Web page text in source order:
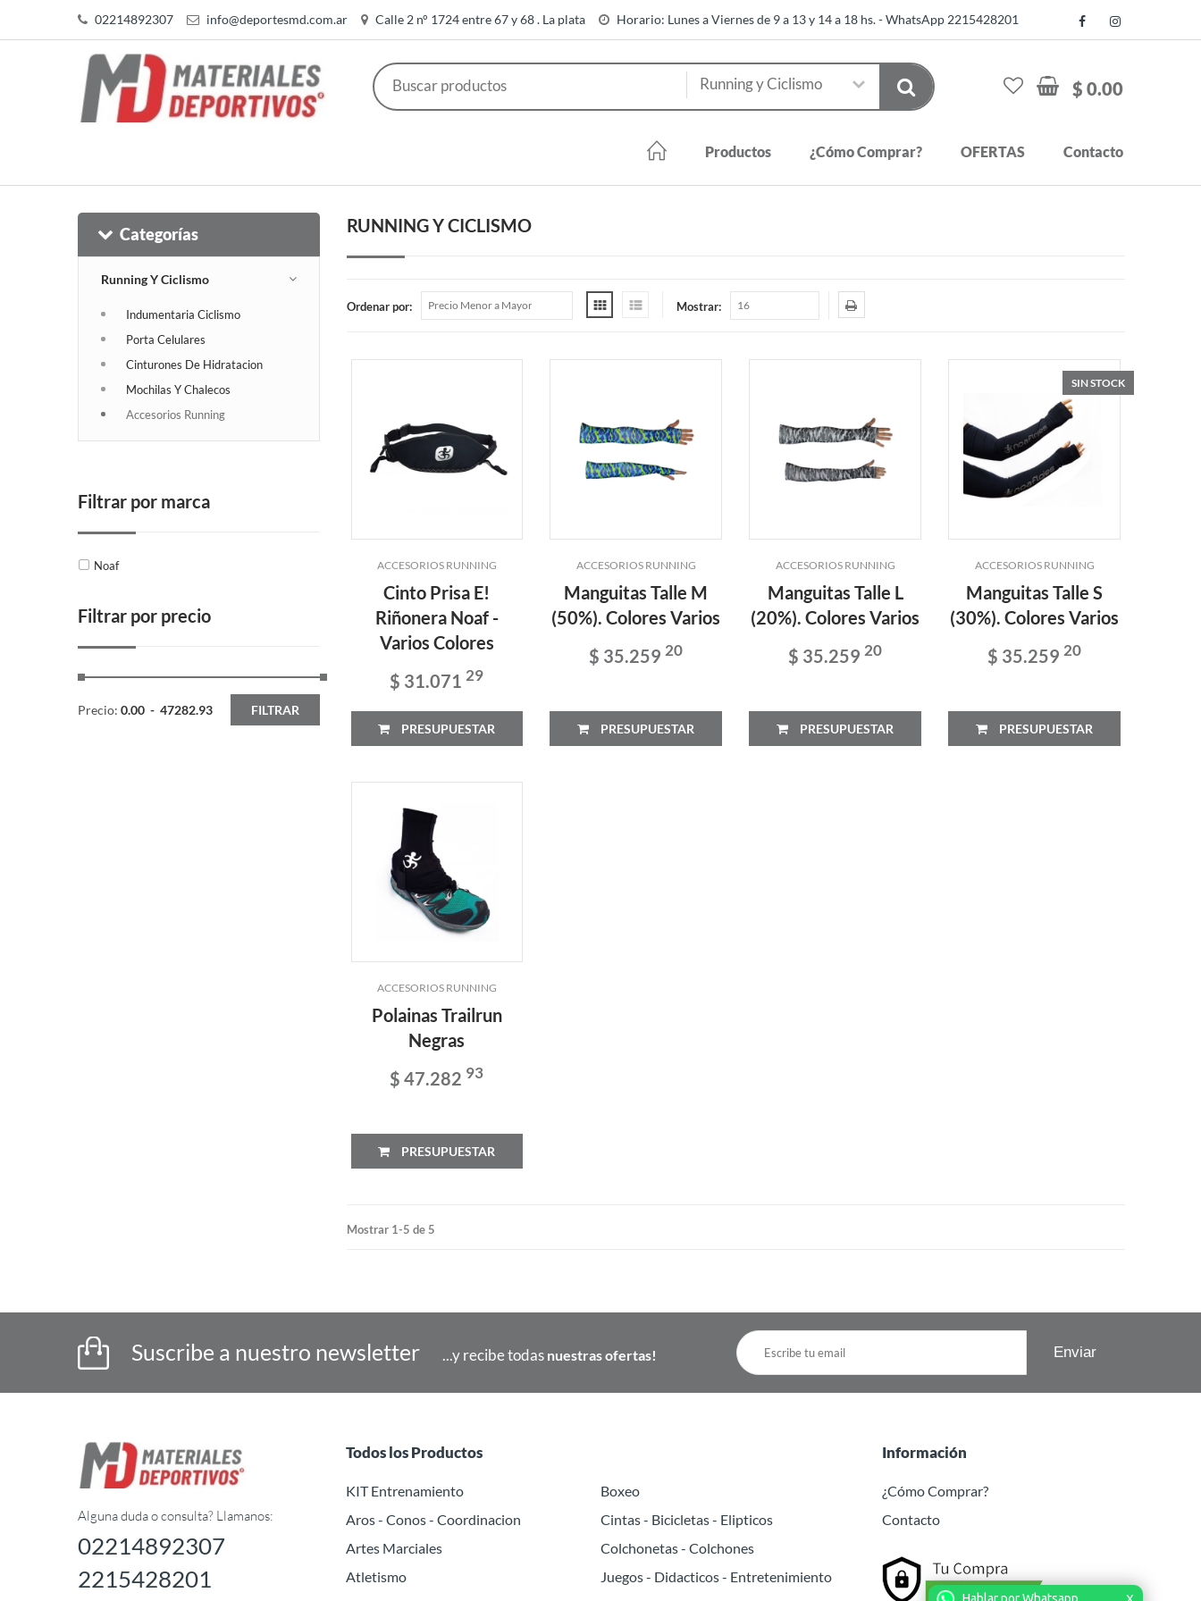
Hablar por Whatsapp
02214892307 info@deportesmd.com.ar Calle 2 n° 1724 entre 67 y 68 . La plata Horario: Lunes a Viernes de 9 a 13 y 14 a 18 hs. - WhatsApp 2215428201
$ 0.00
Productos ¿Cómo Comprar? OFERTAS Contacto
Categorías
Running Y Ciclismo
Indumentaria Ciclismo
Porta Celulares
Cinturones De Hidratacion
Mochilas Y Chalecos
Accesorios Running
Filtrar por marca
Noaf
Filtrar por precio
Precio: 0.00 - 47282.93 FILTRAR
RUNNING Y CICLISMO
Ordenar por: Mostrar:
ACCESORIOS RUNNING
Cinto Prisa E!
Riñonera Noaf -
Varios Colores
$ 31.07129
PRESUPUESTAR
ACCESORIOS RUNNING
Manguitas Talle M
(50%). Colores Varios
$ 35.25920
PRESUPUESTAR
ACCESORIOS RUNNING
Manguitas Talle L
(20%). Colores Varios
$ 35.25920
PRESUPUESTAR
SIN STOCK
ACCESORIOS RUNNING
Manguitas Talle S
(30%). Colores Varios
$ 35.25920
PRESUPUESTAR
ACCESORIOS RUNNING
Polainas Trailrun
Negras
$ 47.282 93
PRESUPUESTAR
Mostrar 1-5 de 5
Suscribe a nuestro newsletter ...y recibe todas nuestras ofertas!
Alguna duda o consulta? Llamanos:
02214892307
2215428201
Todos los Productos
KIT Entrenamiento
Aros - Conos - Coordinacion
Artes Marciales
Atletismo
Boxeo
Cintas - Bicicletas - Elipticos
Colchonetas - Colchones
Juegos - Didacticos - Entretenimiento
Información
¿Cómo Comprar?
Contacto